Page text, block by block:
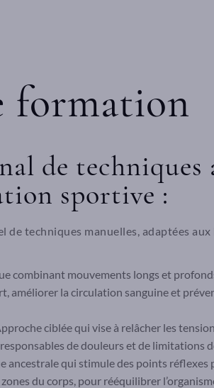
formation
de techniques
sportive :
techniques manuelles, adaptées aux
combinant mouvements longs et
améliorer la circulation sanguine et
ciblée qui vise à relâcher les
de douleurs et de limitations
ancestrale qui stimule des points réflexes
du corps, pour rééquilibrer